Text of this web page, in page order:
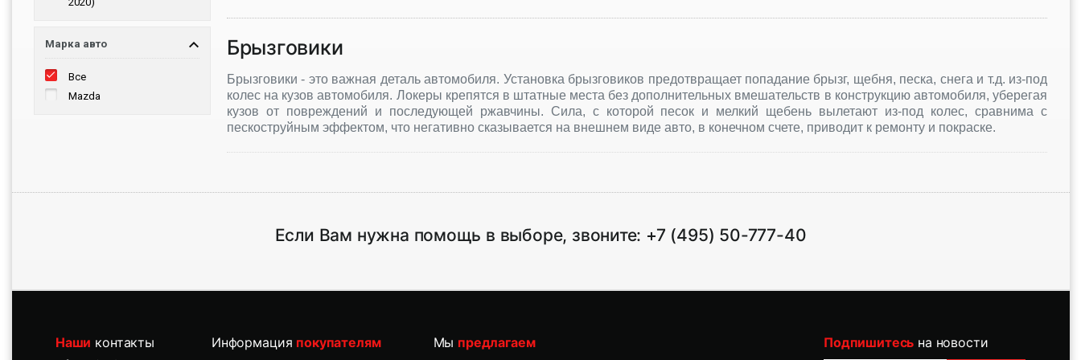
Марка авто
Все
Mazda
Брызговики
Брызговики - это важная деталь автомобиля. Установка брызговиков предотвращает попадание брызг, щебня, песка, снега и т.д. из-под
колес на кузов автомобиля. Локеры крепятся в штатные места без дополнительных вмешательств в конструкцию автомобиля, уберегая
кузов от повреждений и последующей ржавчины. Сила, с которой песок и мелкий щебень вылетают из-под колес, сравнима с
пескоструйным эффектом, что негативно сказывается на внешнем виде авто, в конечном счете, приводит к ремонту и покраске.
Если Вам нужна помощь в выборе, звоните: +7 (495) 50-777-40
Наши контакты Информация покупателям Мы предлагаем Подпишитесь на новости